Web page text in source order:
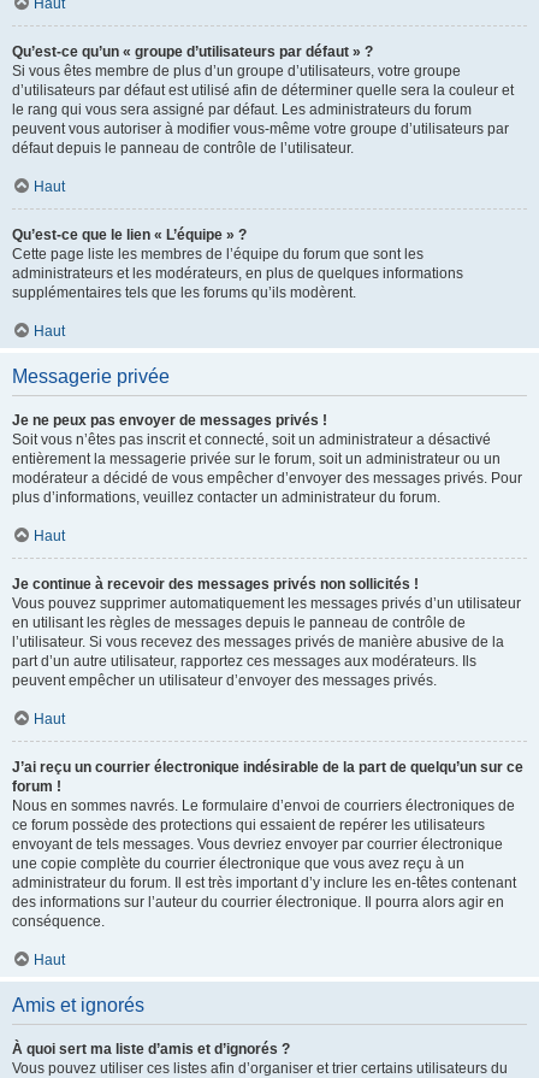
Haut
Qu’est-ce qu’un « groupe d’utilisateurs par défaut » ?
Si vous êtes membre de plus d’un groupe d’utilisateurs, votre groupe
d’utilisateurs par défaut est utilisé afin de déterminer quelle sera la couleur et
le rang qui vous sera assigné par défaut. Les administrateurs du forum
peuvent vous autoriser à modifier vous-même votre groupe d’utilisateurs par
défaut depuis le panneau de contrôle de l’utilisateur.
Haut
Qu’est-ce que le lien « L’équipe » ?
Cette page liste les membres de l’équipe du forum que sont les
administrateurs et les modérateurs, en plus de quelques informations
supplémentaires tels que les forums qu’ils modèrent.
Haut
Messagerie privée
Je ne peux pas envoyer de messages privés !
Soit vous n’êtes pas inscrit et connecté, soit un administrateur a désactivé
entièrement la messagerie privée sur le forum, soit un administrateur ou un
modérateur a décidé de vous empêcher d’envoyer des messages privés. Pour
plus d’informations, veuillez contacter un administrateur du forum.
Haut
Je continue à recevoir des messages privés non sollicités !
Vous pouvez supprimer automatiquement les messages privés d’un utilisateur
en utilisant les règles de messages depuis le panneau de contrôle de
l’utilisateur. Si vous recevez des messages privés de manière abusive de la
part d’un autre utilisateur, rapportez ces messages aux modérateurs. Ils
peuvent empêcher un utilisateur d’envoyer des messages privés.
Haut
J’ai reçu un courrier électronique indésirable de la part de quelqu’un sur ce
forum !
Nous en sommes navrés. Le formulaire d’envoi de courriers électroniques de
ce forum possède des protections qui essaient de repérer les utilisateurs
envoyant de tels messages. Vous devriez envoyer par courrier électronique
une copie complète du courrier électronique que vous avez reçu à un
administrateur du forum. Il est très important d’y inclure les en-têtes contenant
des informations sur l’auteur du courrier électronique. Il pourra alors agir en
conséquence.
Haut
Amis et ignorés
À quoi sert ma liste d’amis et d’ignorés ?
Vous pouvez utiliser ces listes afin d’organiser et trier certains utilisateurs du